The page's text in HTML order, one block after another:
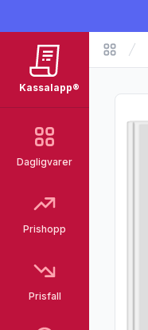
Kassalapp®
Dagligvarer
Prishopp
Prisfall